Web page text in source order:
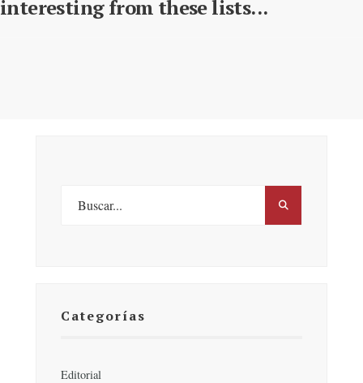
interesting from these lists...
Categorías
Editorial